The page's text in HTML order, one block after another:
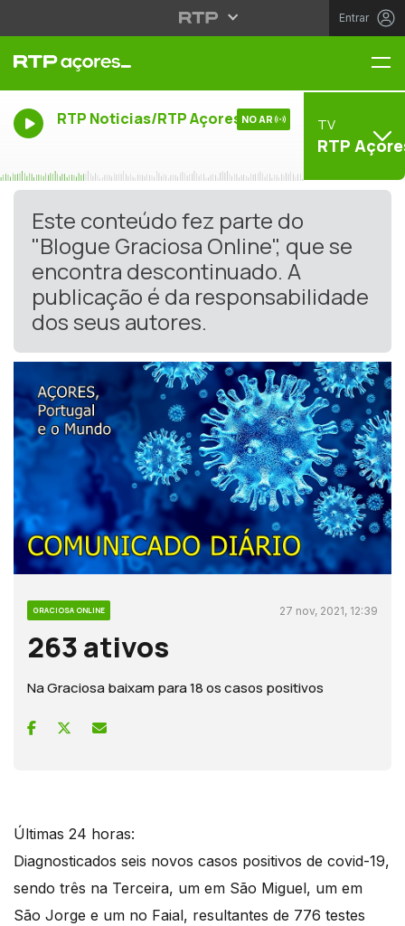
Entrar
RTP Noticias/RTP Açores NO AR TV
RTP
Este conteúdo fez parte do
"Blogue Graciosa Online", que se
encontra descontinuado. A
publicação é da responsabilidade
dos seus autores.
GRACIOSA ONLINE 27 nov, 2021, 12:39
263 ativos
Na Graciosa baixam para 18 os casos positivos
Últimas 24 horas:
Diagnosticados seis novos casos positivos de covid-19,
sendo três na Terceira, um em São Miguel, um em
São Jorge e um no Faial, resultantes de 776 testes